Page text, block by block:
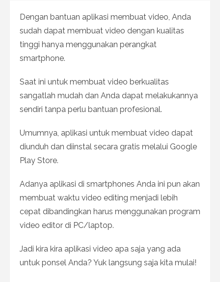
Dengan bantuan aplikasi membuat video, Anda
sudah dapat membuat video dengan kualitas
tinggi hanya menggunakan perangkat
smartphone.
Saat ini untuk membuat video berkualitas
sangatlah mudah dan Anda dapat melakukannya
sendiri tanpa perlu bantuan profesional.
Umumnya, aplikasi untuk membuat video dapat
diunduh dan diinstal secara gratis melalui Google
Play Store.
Adanya aplikasi di smartphones Anda ini pun akan
membuat waktu video editing menjadi lebih
cepat dibandingkan harus menggunakan program
video editor di PC/laptop.
Jadi kira kira aplikasi video apa saja yang ada
untuk ponsel Anda? Yuk langsung saja kita mulai!